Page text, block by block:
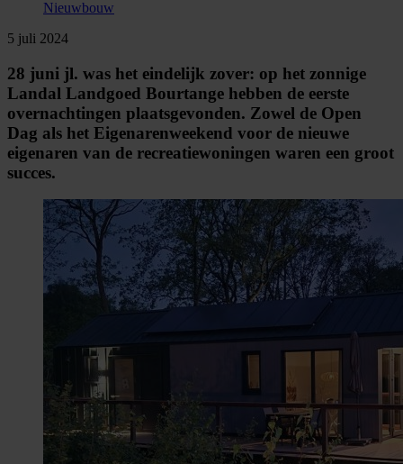
Nieuwbouw
5 juli 2024
28 juni jl. was het eindelijk zover: op het zonnige
Landal Landgoed Bourtange hebben de eerste
overnachtingen plaatsgevonden. Zowel de Open
Dag als het Eigenarenweekend voor de nieuwe
eigenaren van de recreatiewoningen waren een groot
succes.